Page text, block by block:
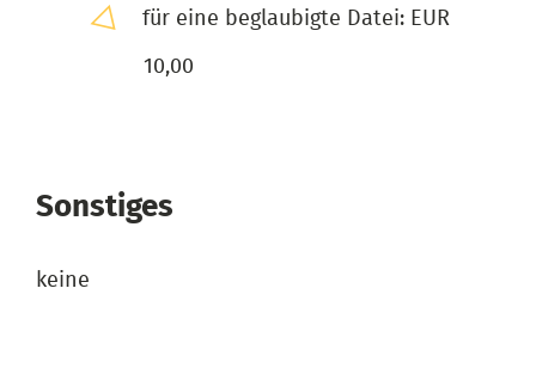
für eine beglaubigte Datei: EUR
10,00
Sonstiges
keine